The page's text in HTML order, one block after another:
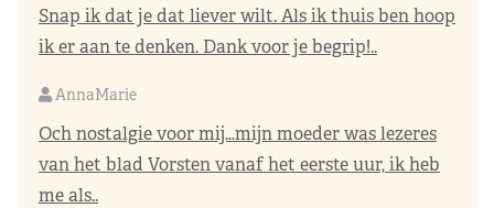
Snap ik dat je dat liever wilt. Als ik thuis ben hoop
ik er aan te denken. Dank voor je begrip!..
AnnaMarie
Och nostalgie voor mij…mijn moeder was lezeres
van het blad Vorsten vanaf het eerste uur, ik heb
me als..